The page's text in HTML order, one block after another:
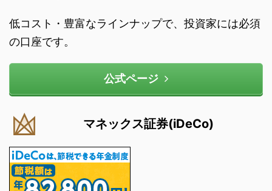
低コスト・豊富なラインナップで、投資家には必須
の口座です。
公式ページ
マネックス証券(iDeCo)